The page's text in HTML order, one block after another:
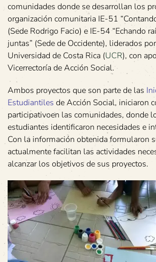
comunidades donde se desarrollan los
organización comunitaria IE-51
(Sede Rodrigo Facio) e IE-54 “Echando
juntas” (Sede de Occidente), liderados
Universidad de Costa Rica (UCR), con
Vicerrectoría de Acción Social.
Ambos proyectos que son parte de las
Estudiantiles de Acción Social, iniciaron
participativoen las comunidades, donde
estudiantes identificaron necesidades e
Con la información obtenida formularon
actualmente facilitan las actividades
alcanzar los objetivos de sus proyectos.